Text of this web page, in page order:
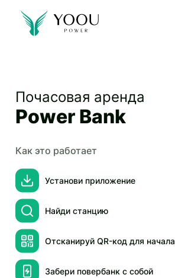
Почасовая аренда
Power Bank
Как это работает
Установи приложение
Найди станцию
Отсканируй QR-код для
Забери повербанк с собой